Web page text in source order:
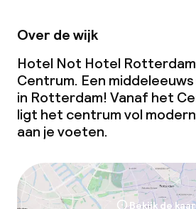
Over de wijk
Hotel Not Hotel
Centrum. Een
in Rotterdam! Vanaf het
ligt het centrum vol
aan je voeten.
Bekijk de